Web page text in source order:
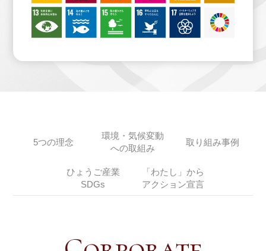
5つの理念
環境・気候変動
への取組み
取り組み事例
ひょうご産業
SDGs
「わたし」から
アクション宣言